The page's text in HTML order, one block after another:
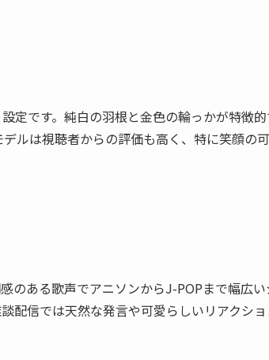
定です。純白の羽根と金色の輪っかが特徴
ルは視聴者からの評価も高く、特に笑顔の
のある歌声でアニソンからJ-POPまで幅広い
配信では天然な発言や可愛らしいリアクシ